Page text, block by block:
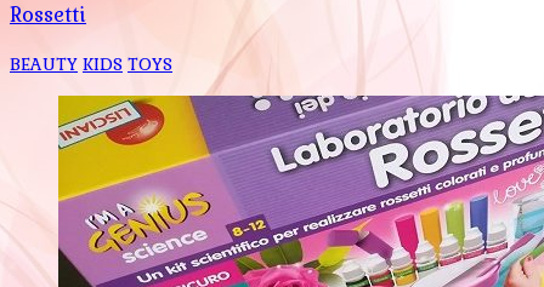
Rossetti
BEAUTY KIDS TOYS